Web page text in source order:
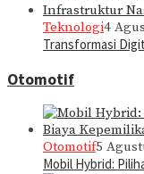
Teknologi4
Transformasi
Otomotif
Otomotif5
Mobil Hybrid: